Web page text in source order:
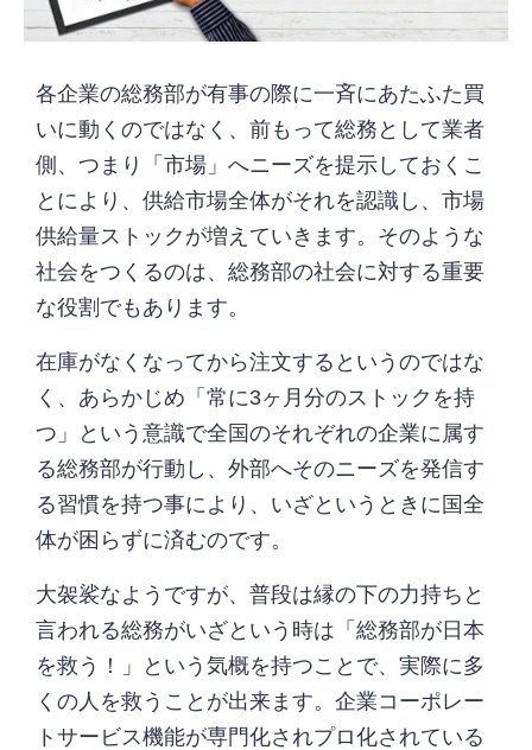
各企業の総務部が有事の際に一斉にあたふた買
いに動くのではなく、前もって総務として業者
側、つまり「市場」へニーズを提示しておくこ
とにより、供給市場全体がそれを認識し、市場
供給量ストックが増えていきます。そのような
社会をつくるのは、総務部の社会に対する重要
な役割でもあります。
在庫がなくなってから注文するというのではな
く、あらかじめ「常に3ヶ月分のストックを持
つ」という意識で全国のそれぞれの企業に属す
る総務部が行動し、外部へそのニーズを発信す
る習慣を持つ事により、いざというときに国全
体が困らずに済むのです。
大袈裟なようですが、普段は縁の下の力持ちと
言われる総務がいざという時は「総務部が日本
を救う！」という気概を持つことで、実際に多
くの人を救うことが出来ます。企業コーポレー
トサービス機能が専門化されプロ化されている